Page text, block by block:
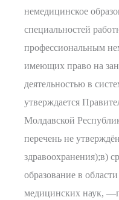
немедицинское
специальностей
профессиональным
имеющих право на
деятельностью в
утверждается
Молдавской
перечень не
здравоохранения);в)
образование в
медицинских наук,